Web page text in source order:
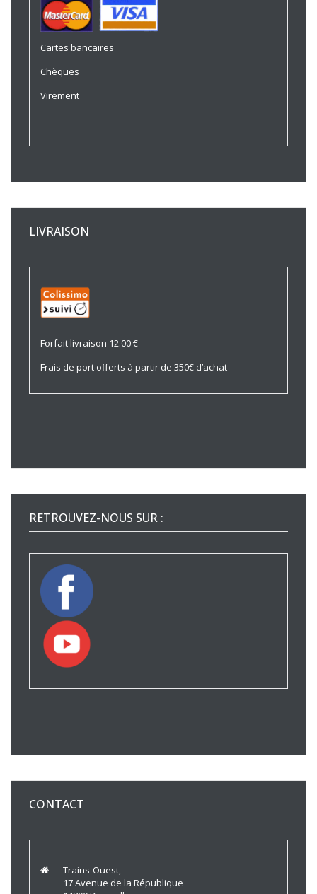
Cartes bancaires
Chèques
Virement
LIVRAISON
Forfait livraison 12.00 €
Frais de port offerts à partir de 350€ d’achat
RETROUVEZ-NOUS SUR :
CONTACT
Trains-Ouest,
17 Avenue de la République